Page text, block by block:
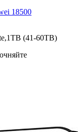
18500
(41-60TB)